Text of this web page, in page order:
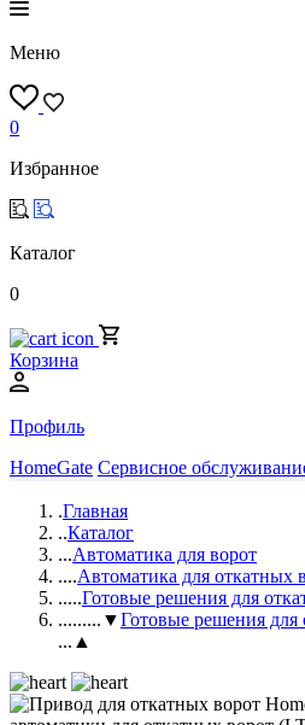
Меню
0
Избранное
Каталог
0
Корзина
Профиль
HomeGate Сервисное
.Главная
..Каталог
...Автоматика для ворот
....Автоматика для откатных
.....Готовые решения для
.........▼Готовые решения для
...▲